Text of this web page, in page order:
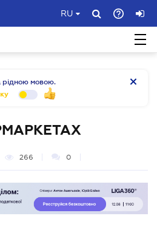
RU
рідною мовою.
266 0